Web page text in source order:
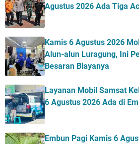
Agustus 2026 Ada Tiga
Kamis 6 Agustus 2026
Alun-alun Luragung, Ini
Besaran Biayanya
Layanan Mobil Samsat
6 Agustus 2026 Ada di
Embun Pagi Kamis 6